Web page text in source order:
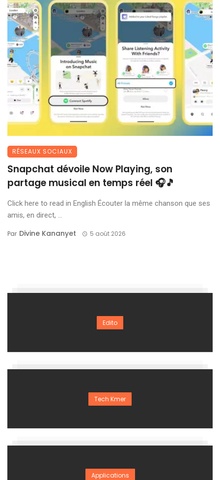
RÉSEAUX SOCIAUX
Snapchat dévoile Now Playing, son
partage musical en temps réel 🎧🎵
Click here to read in English Écouter la même chanson que ses
amis, en direct, ...
Par Divine Kananyet 5 août 2026
Edito
Tech Kmer
Applications